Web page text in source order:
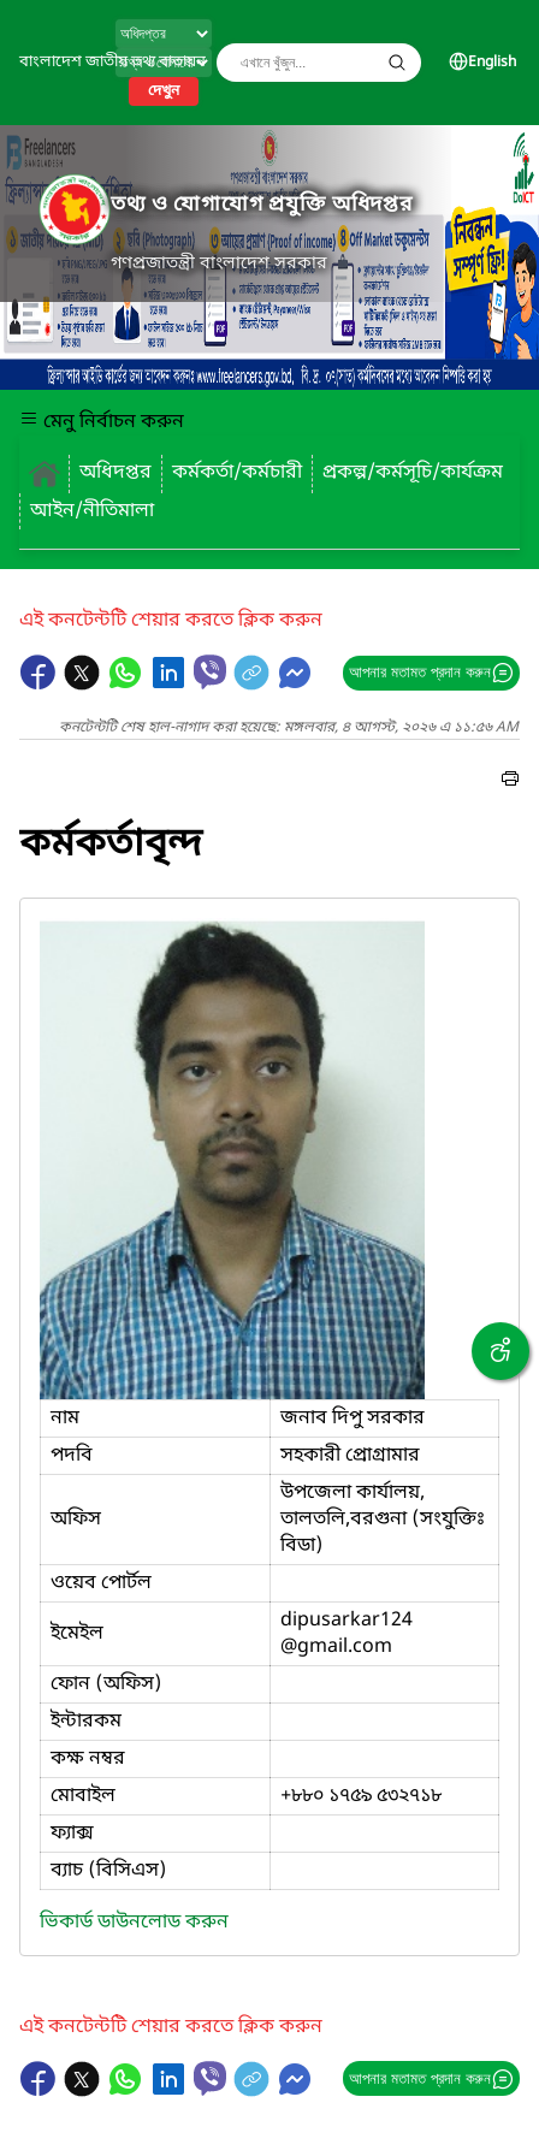
বাংলাদেশ জাতীয় তথ্য বাতায়ন
দেখুন
English
তথ্য ও যোগাযোগ প্রযুক্তি অধিদপ্তর
গণপ্রজাতন্ত্রী বাংলাদেশ সরকার
মেনু নির্বাচন করুন
অধিদপ্তর
কর্মকর্তা/কর্মচারী
প্রকল্প/কর্মসূচি/কার্যক্রম
আইন/নীতিমালা
এই কনটেন্টটি শেয়ার করতে ক্লিক করুন
আপনার মতামত প্রদান করুন
কনটেন্টটি শেষ হাল-নাগাদ করা হয়েছে: মঙ্গলবার, ৪ আগস্ট, ২০২৬ এ ১১:৫৬ AM
কর্মকর্তাবৃন্দ
নাম
জনাব দিপু সরকার
পদবি
সহকারী প্রোগ্রামার
অফিস
উপজেলা কার্যালয়,
তালতলি,বরগুনা (সংযুক্তিঃ
বিডা)
ওয়েব পোর্টল
ইমেইল
dipusarkar124
@gmail.com
ফোন (অফিস)
ইন্টারকম
কক্ষ নম্বর
মোবাইল
+৮৮০ ১৭৫৯ ৫৩২৭১৮
ফ্যাক্স
ব্যাচ (বিসিএস)
ভিকার্ড ডাউনলোড করুন
এই কনটেন্টটি শেয়ার করতে ক্লিক করুন
আপনার মতামত প্রদান করুন